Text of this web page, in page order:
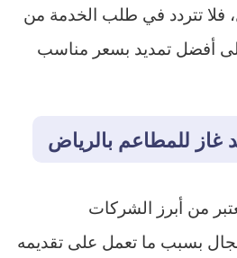
فلا تتردد في طلب الخدمة من
أفضل تمديد بسعر مناسب
للمطاعم بالرياض
من أبرز الشركات
بسبب ما تعمل على تقديمه